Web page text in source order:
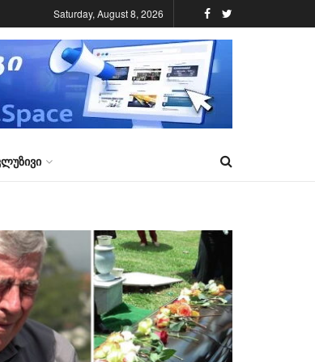
Saturday, August 8, 2026